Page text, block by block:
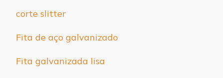
corte slitter
Fita de aço galvanizado
Fita galvanizada lisa